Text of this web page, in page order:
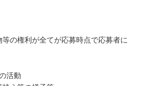
の権利が全てが応募時点で応募者に
活動